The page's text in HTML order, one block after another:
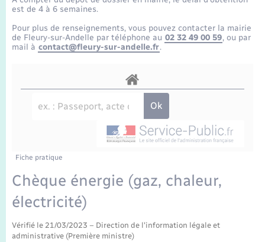
Etat-civil - Papiers - Citoyenneté
Mariage – PACS
Recensement
Loisirs
Organisation d’événement
Sécurité - Prévention
Transports scolaires
Travaux - Autorisation d’occupation de l’espace
public
Compétences
Présentation de la commune
La Communauté de communes
est de 4 à 6 semaines.
Pour plus de renseignements, vous pouvez contacter la mairie
de Fleury-sur-Andelle par téléphone au 02 32 49 00 59, ou par
mail à contact@fleury-sur-andelle.fr.
Fiche pratique
Chèque énergie (gaz, chaleur,
électricité)
Vérifié le 21/03/2023 – Direction de l'information légale et
administrative (Première ministre)